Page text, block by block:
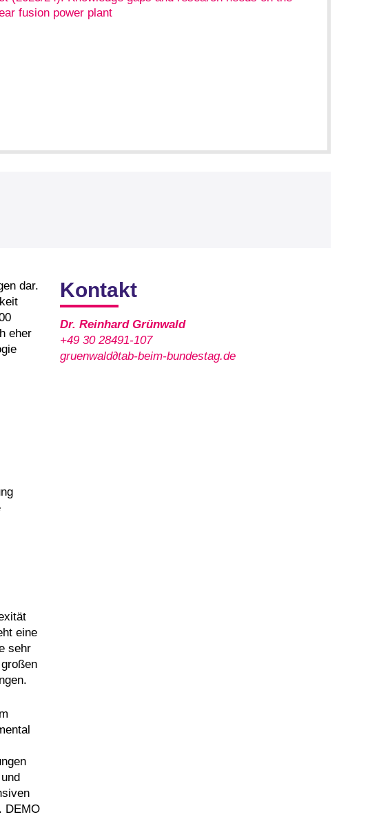
fusion power plant
dar.
eher
eine
sehr
DEMO
Kontakt
Dr. Reinhard Grünwald
+49 30 28491-107
gruenwald∂tab-beim-bundestag.de